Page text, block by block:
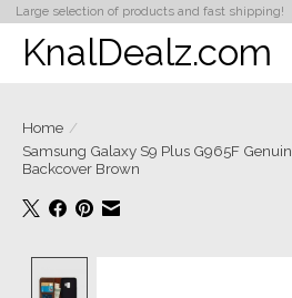
Large selection of products and fast shipping!
KnalDealz.com
Home /
Samsung Galaxy S9 Plus G965F
Backcover Brown